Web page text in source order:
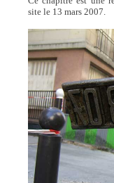
site le 13 mars 2007.